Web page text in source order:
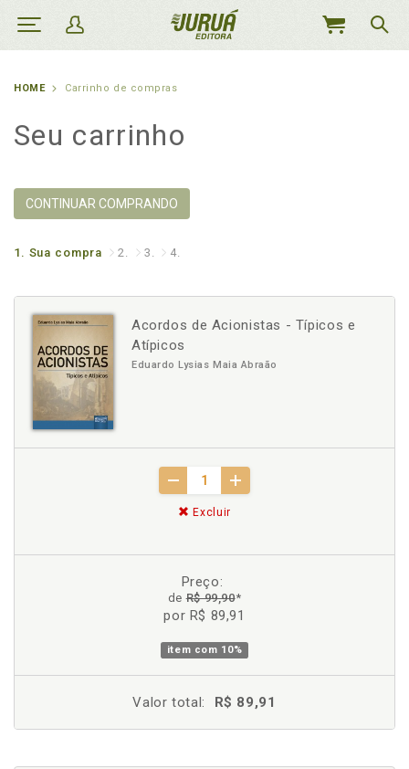
MEU
HOME Carrinho de compras
Seu carrinho
CONTINUAR COMPRANDO
1. Sua compra 2. 3. 4.
Acordos de Acionistas - Típicos e
Atípicos
Eduardo Lysias Maia Abraão
Excluir
Preço:
deR$ 99,90*
por R$ 89,91
item com 10%
Valor total: R$ 89,91